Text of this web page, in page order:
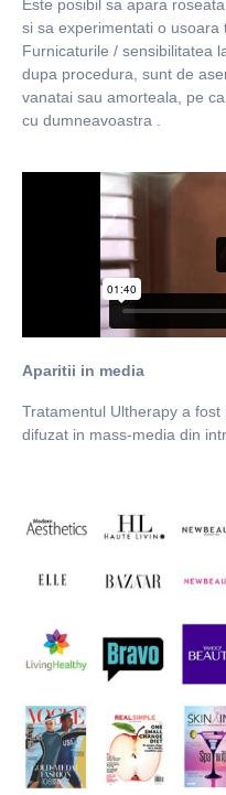
Este posibil sa apara
si sa experimentati o usoara
Furnicaturile / sensibilitatea
dupa procedura, sunt de
vanatai sau amorteala, pe
cu dumneavoastra .
Aparitii in media
Tratamentul Ultherapy a
difuzat in mass-media din